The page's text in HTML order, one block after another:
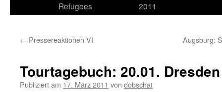
Refugees
2011
← Pressereaktionen VI Augsburg:
Tourtagebuch: 20.01.
Publiziert am 17. März 2011 von dobschat